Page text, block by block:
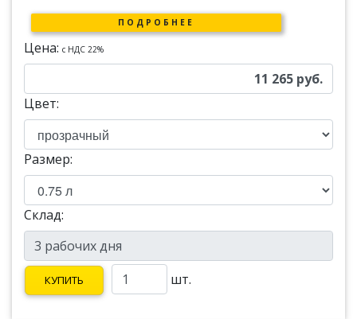
ПОДРОБНЕЕ
Цена: c НДС 22%
11 265 руб.
Цвет:
Размер:
Склад:
КУПИТЬ шт.